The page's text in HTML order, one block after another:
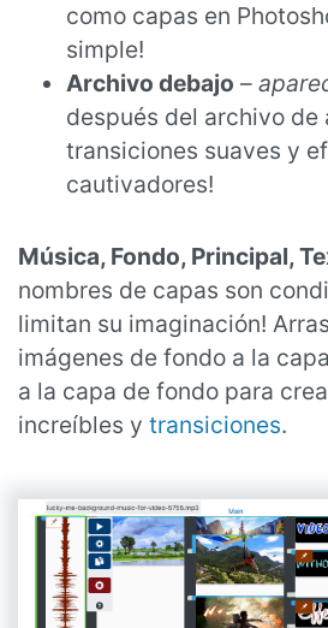
como capas en
simple!
Archivo debajo –
después del archivo de
transiciones suaves y
cautivadores!
Música, Fondo, Principal,
nombres de capas son
limitan su imaginación!
imágenes de fondo a la
a la capa de fondo para
increíbles y transiciones.